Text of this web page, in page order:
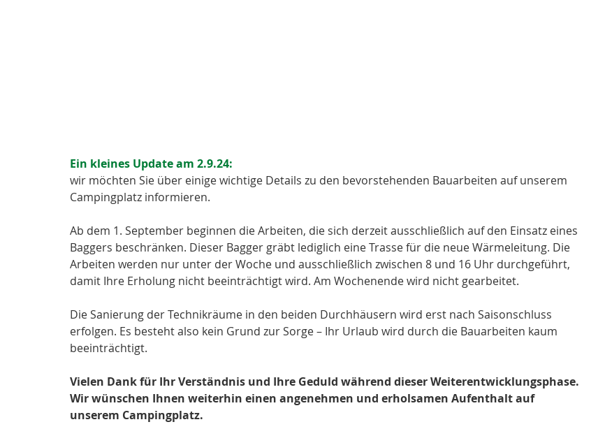
Ein kleines Update am 2.9.24:
wir möchten Sie über einige wichtige Details zu den bevorstehenden Bauarbeiten auf unserem
Campingplatz informieren.
Ab dem 1. September beginnen die Arbeiten, die sich derzeit ausschließlich auf den Einsatz eines
Baggers beschränken. Dieser Bagger gräbt lediglich eine Trasse für die neue Wärmeleitung. Die
Arbeiten werden nur unter der Woche und ausschließlich zwischen 8 und 16 Uhr durchgeführt,
damit Ihre Erholung nicht beeinträchtigt wird. Am Wochenende wird nicht gearbeitet.
Die Sanierung der Technikräume in den beiden Durchhäusern wird erst nach Saisonschluss
erfolgen. Es besteht also kein Grund zur Sorge – Ihr Urlaub wird durch die Bauarbeiten kaum
beeinträchtigt.
Vielen Dank für Ihr Verständnis und Ihre Geduld während dieser Weiterentwicklungsphase.
Wir wünschen Ihnen weiterhin einen angenehmen und erholsamen Aufenthalt auf
unserem Campingplatz.